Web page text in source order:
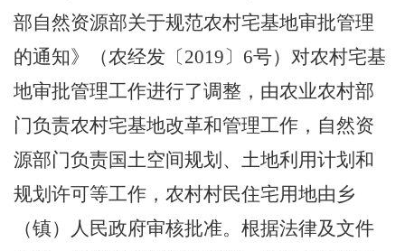
部自然资源部关于规范农村宅基地审批管理
的通知》（农经发〔2019〕 6号）对农村宅基
地审批管理工作进行了调整， 由农业农村部
门负责农村宅基地改革和管理工作，自然资
源部门负责国土空间规划、土地利用计划和
规划许可等工作，农村村民住宅用地由乡
（镇）人民政府审核批准。根据法律及文件